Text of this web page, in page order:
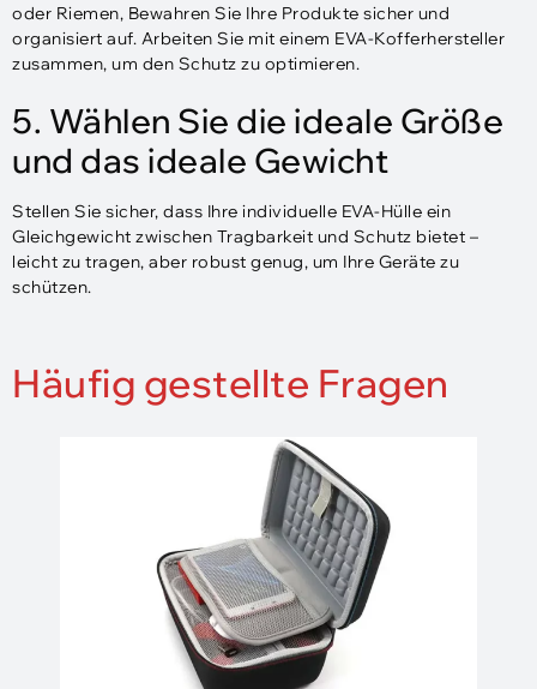
oder Riemen, Bewahren Sie Ihre Produkte sicher und
organisiert auf. Arbeiten Sie mit einem EVA-Kofferhersteller
zusammen, um den Schutz zu optimieren.
5. Wählen Sie die ideale Größe
und das ideale Gewicht
Stellen Sie sicher, dass Ihre individuelle EVA-Hülle ein
Gleichgewicht zwischen Tragbarkeit und Schutz bietet –
leicht zu tragen, aber robust genug, um Ihre Geräte zu
schützen.
Häufig gestellte Fragen